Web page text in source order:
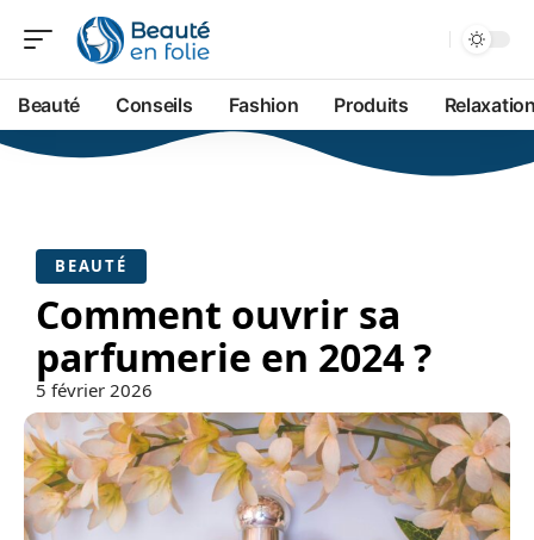
Beauté Conseils Fashion Produits
BEAUTÉ
Comment ouvrir sa
parfumerie en 2024 ?
5 février 2026